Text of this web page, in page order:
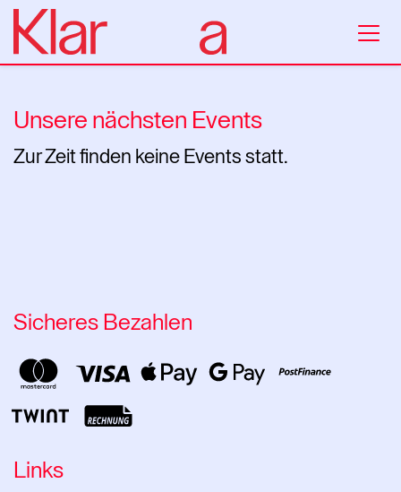
Unsere nächsten Events
Zur Zeit finden keine Events statt.
Sicheres Bezahlen
Links